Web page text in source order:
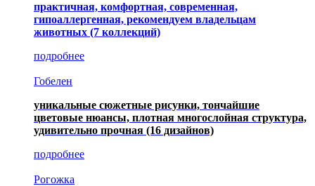
практичная, комфортная, современная,
гипоаллергенная, рекомендуем владельцам
животных (7 коллекций)
подробнее
Гобелен
уникальные сюжетные рисунки, тончайшие
цветовые нюансы, плотная многослойная структура,
удивительно прочная (16 дизайнов)
подробнее
Рогожка